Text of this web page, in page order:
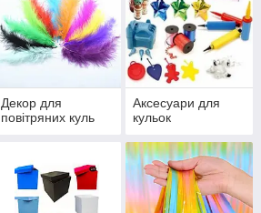
Декор для
повітряних куль
Аксесуари для
кульок